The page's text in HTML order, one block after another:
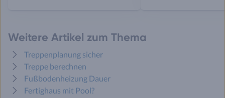
Weitere Artikel zum Thema
Treppenplanung sicher
Treppe berechnen
Fußbodenheizung Dauer
Fertighaus mit Pool?